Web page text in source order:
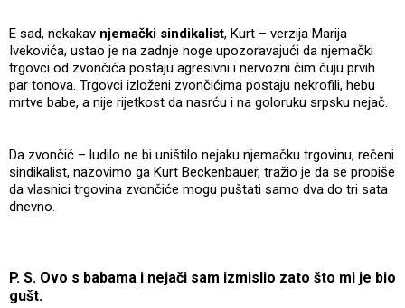
E sad, nekakav njemački sindikalist, Kurt – verzija Marija
Ivekovića, ustao je na zadnje noge upozoravajući da njemački
trgovci od zvončića postaju agresivni i nervozni čim čuju prvih
par tonova. Trgovci izloženi zvončićima postaju nekrofili, hebu
mrtve babe, a nije rijetkost da nasrću i na goloruku srpsku nejač.
Da zvončić – ludilo ne bi uništilo nejaku njemačku trgovinu, rečeni
sindikalist, nazovimo ga Kurt Beckenbauer, tražio je da se propiše
da vlasnici trgovina zvončiće mogu puštati samo dva do tri sata
dnevno.
P. S. Ovo s babama i nejači sam izmislio zato što mi je bio
gušt.